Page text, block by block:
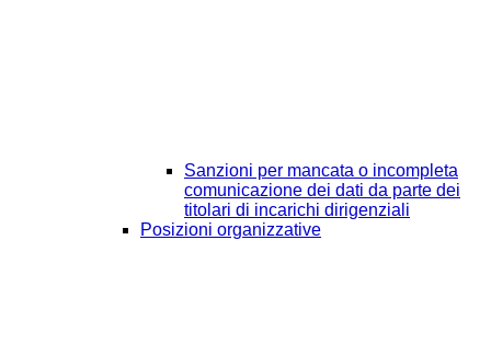
Sanzioni per mancata o incompleta
comunicazione dei dati da parte dei
titolari di incarichi dirigenziali
Posizioni organizzative